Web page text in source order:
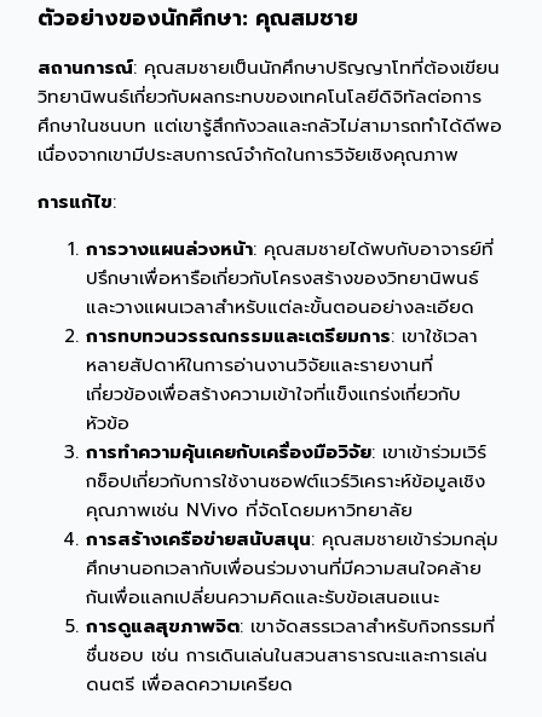
ตัวอย่างของนักศึกษา: คุณสมชาย
สถานการณ์: คุณสมชายเป็นนักศึกษาปริญญาโทที่ต้องเขียน
วิทยานิพนธ์เกี่ยวกับผลกระทบของเทคโนโลยีดิจิทัลต่อการ
ศึกษาในชนบท แต่เขารู้สึกกังวลและกลัวไม่สามารถทำได้ดีพอ
เนื่องจากเขามีประสบการณ์จำกัดในการวิจัยเชิงคุณภาพ
การแก้ไข:
การวางแผนล่วงหน้า: คุณสมชายได้พบกับอาจารย์ที่
ปรึกษาเพื่อหารือเกี่ยวกับโครงสร้างของวิทยานิพนธ์
และวางแผนเวลาสำหรับแต่ละขั้นตอนอย่างละเอียด
การทบทวนวรรณกรรมและเตรียมการ: เขาใช้เวลา
หลายสัปดาห์ในการอ่านงานวิจัยและรายงานที่
เกี่ยวข้องเพื่อสร้างความเข้าใจที่แข็งแกร่งเกี่ยวกับ
หัวข้อ
การทำความคุ้นเคยกับเครื่องมือวิจัย: เขาเข้าร่วมเวิร์
กช็อปเกี่ยวกับการใช้งานซอฟต์แวร์วิเคราะห์ข้อมูลเชิง
คุณภาพเช่น NVivo ที่จัดโดยมหาวิทยาลัย
การสร้างเครือข่ายสนับสนุน: คุณสมชายเข้าร่วมกลุ่ม
ศึกษานอกเวลากับเพื่อนร่วมงานที่มีความสนใจคล้าย
กันเพื่อแลกเปลี่ยนความคิดและรับข้อเสนอแนะ
การดูแลสุขภาพจิต: เขาจัดสรรเวลาสำหรับกิจกรรมที่
ชื่นชอบ เช่น การเดินเล่นในสวนสาธารณะและการเล่น
ดนตรี เพื่อลดความเครียด